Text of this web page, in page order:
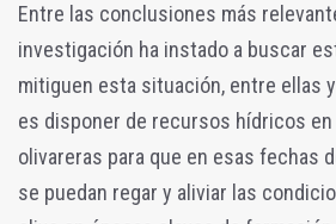
Entre las conclusiones más
investigación ha instado a buscar
mitiguen esta situación, entre ellas
es disponer de recursos hídricos
olivareras para que en esas fechas
se puedan regar y aliviar las